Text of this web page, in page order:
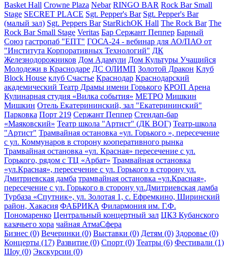
Basket Hall Crowne Plaza Nebar RINGO BAR Rock Bar Small
Stage SECRET PLACE Sgt. Pepper's Bar Sgt. Pepper's Bar
(малый зал) Sgt. Peppers Bar StarRichOK Hall The Rock Bar The
Rock Bar Small Stage Veritas Бар Сержант Пеппер Барный
Союз гастропаб "ЕПТ" ГОСА-24 - вебинар для АО/ПАО от
"Института Корпоративных Технологий" ДК
Железнодорожников Дом Адамули Дом Культуры Учащийся
Молодежи в Краснодаре ДС ОЛИМП Золотой Дракон Клуб
Block House клуб Счастье Краснодар Краснодарский
академический Театр Драмы имени Горького КРОП Арена
Кулинарная студия «Вилка события» МЕТРО Мишкин
Мишкин Отель Екатерининский, зал "Екатерининский"
Парковка Порт 219 Сержант Пеппер Стендап-бар
«Маяковский» Театр школа "Артист" (ДК ВОГ) Театр-школа
"Артист" Трамвайная остановка «ул. Горького », пересечение
с ул. Коммунаров в сторону кооперативного рынка
Трамвайная остановка «ул. Красная» пересечение с ул.
Горького, рядом с ТЦ «Арбат» Трамвайная остановка
«ул.Красная», пересечение с ул. Горького в сторону ул.
Дмитриевская дамба трамвайная остановка «ул.Красная»,
пересечение с ул. Горького в сторону ул.Дмитриевская дамба
Турбаза «Спутник», ул. Золотая 1, с. Ефремкино, Ширинский
район, Хакасия ФАБРИКА Филармония им. Г.Ф.
Пономаренко Центральный концертный зал ЦКЗ Кубанского
казачьего хора чайная АтмаСфера
Бизнес (0) Вечеринки (0) Выставки (0) Детям (0) Здоровье (0)
Концерты (17) Развитие (0) Спорт (0) Театры (6) Фестивали (1)
Шоу (0) Экскурсии (0)